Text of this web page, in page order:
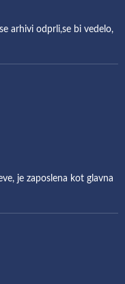
arhivi odprli,se bi vedelo,
je zaposlena kot glavna